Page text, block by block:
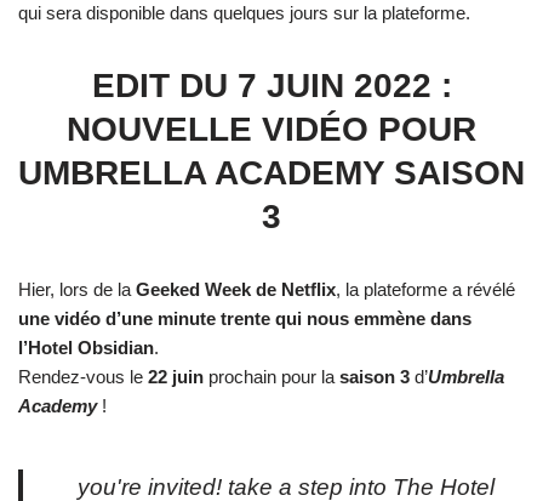
qui sera disponible dans quelques jours sur la plateforme.
EDIT DU 7 JUIN 2022 :
NOUVELLE VIDÉO POUR
UMBRELLA ACADEMY SAISON
3
Hier, lors de la Geeked Week de Netflix, la plateforme a révélé
une vidéo d’une minute trente qui nous emmène dans
l’Hotel Obsidian.
Rendez-vous le 22 juin prochain pour la saison 3 d’Umbrella
Academy!
you're invited! take a step into The Hotel